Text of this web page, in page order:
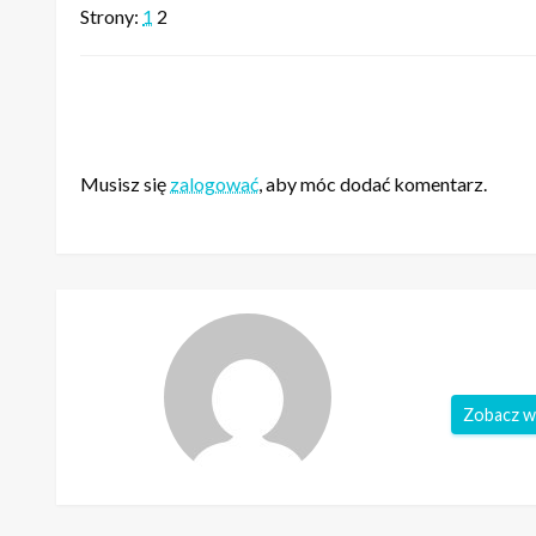
Strony: 1 2
Musisz się zalogować, aby móc dodać komentarz.
Zobacz